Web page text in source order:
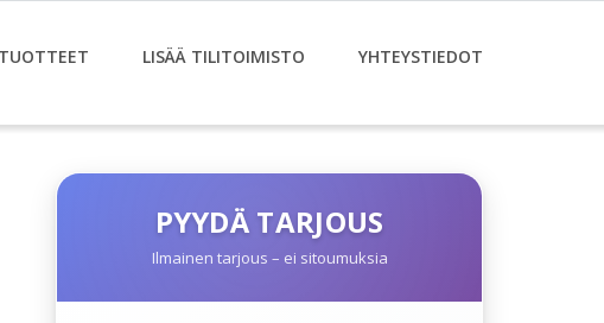
TUOTTEET LISÄÄ TILITOIMISTO YHTEYSTIEDOT
PYYDÄ TARJOUS
Ilmainen tarjous – ei sitoumuksia